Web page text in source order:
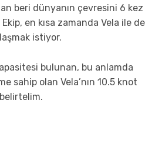
beri dünyanın çevresini 6 kez
en kısa zamanda Vela ile de
istiyor.
bulunan, bu anlamda
sahip olan Vela’nın 10.5 knot